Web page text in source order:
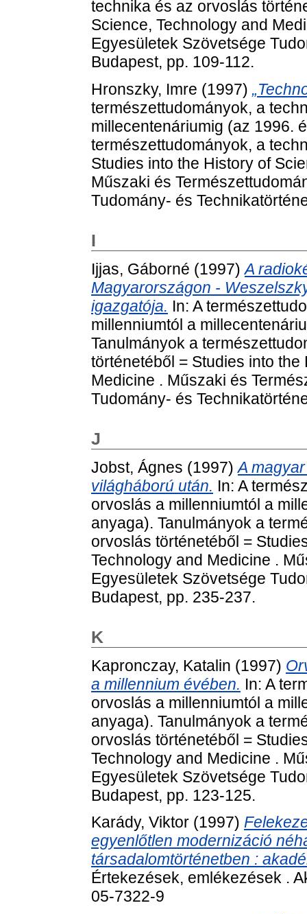
technika és az orvoslás
Science, Technology and
Egyesületek Szövetsége
Budapest, pp. 109-112.
Hronszky, Imre (1997)
természettudományok, a
millecentenáriumig (az 1996.
természettudományok, a
Studies into the History of
Műszaki és
Tudomány- és
I
Ijjas, Gáborné (1997)A
Magyarországon -
igazgatója. In: A
millenniumtól a
Tanulmányok a
történetéből = Studies into
Medicine . Műszaki és
Tudomány- és
J
Jobst, Ágnes (1997)A
világháború után. In: A
orvoslás a millenniumtól a
anyaga). Tanulmányok a
orvoslás történetéből =
Technology and Medicine .
Egyesületek Szövetsége
Budapest, pp. 235-237.
K
Kapronczay, Katalin (1997)
a millennium évében. In: A
orvoslás a millenniumtól a
anyaga). Tanulmányok a
orvoslás történetéből =
Technology and Medicine .
Egyesületek Szövetsége
Budapest, pp. 123-125.
Karády, Viktor (1997)
egyenlőtlen modernizáció
társadalomtörténetben :
Értekezések, emlékezések .
05-7322-9